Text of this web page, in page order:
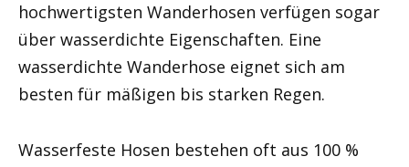
hochwertigsten Wanderhosen verfügen sogar
über wasserdichte Eigenschaften. Eine
wasserdichte Wanderhose eignet sich am
besten für mäßigen bis starken Regen.
Wasserfeste Hosen bestehen oft aus 100 %